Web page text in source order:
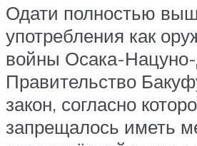
Одати полностью
употребления как
войны Осака-
Правительство
закон, согласно
запрещалось иметь